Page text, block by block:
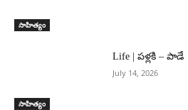
సాహిత్యం
సాహిత్యం
Life | పళ్లకి – పాడే
July 14, 2026